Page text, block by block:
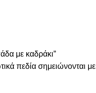
με καδράκι”
πεδία σημειώνονται με